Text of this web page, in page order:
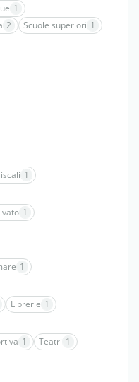
1
2 Scuole superiori 1
1
1
1
Librerie 1
1 Teatri 1